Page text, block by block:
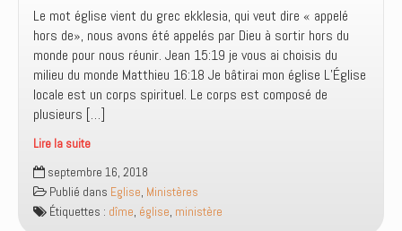
Le mot église vient du grec ekklesia, qui veut dire « appelé
hors de», nous avons été appelés par Dieu à sortir hors du
monde pour nous réunir. Jean 15:19 je vous ai choisis du
milieu du monde Matthieu 16:18 Je bâtirai mon église L’Église
locale est un corps spirituel. Le corps est composé de
plusieurs […]
Lire la suite
Définition
de
l’église
locale
septembre 16, 2018
Publié dans Eglise, Ministères
Étiquettes : dîme, église, ministère